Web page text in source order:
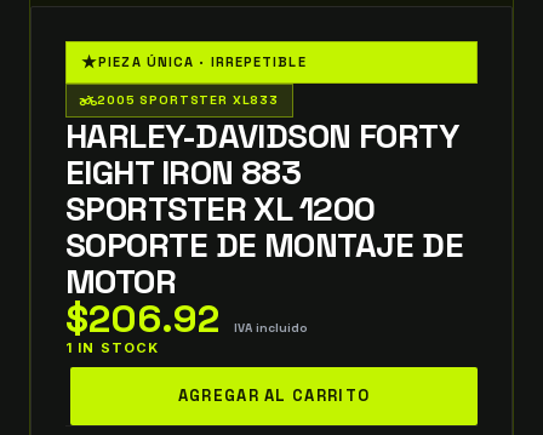
★PIEZA ÚNICA · IRREPETIBLE
two_wheeler2005 SPORTSTER XL833
HARLEY-DAVIDSON FORTY
EIGHT IRON 883
SPORTSTER XL 1200
SOPORTE DE MONTAJE DE
MOTOR
$206.92 IVA incluido
1 IN STOCK
AGREGAR AL CARRITO